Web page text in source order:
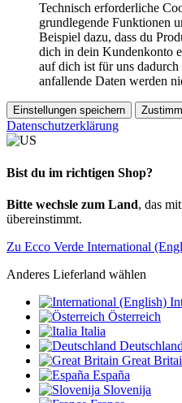
Technisch erforderliche
grundlegende Funktionen
Beispiel dazu, dass du
dich in dein Kundenkonto
auf dich ist für uns
anfallende Daten werden
Einstellungen speichern
Datenschutzerklärung
Bist du im richtigen Shop?
Bitte wechsle zum Land, das
übereinstimmt.
Zu Ecco Verde International
Anderes Lieferland wählen
Österreich
Italia
Deutschland
Great
España
Slovenija